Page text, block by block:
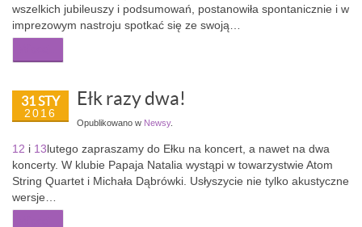
wszelkich jubileuszy i podsumowań, postanowiła spontanicznie i w
imprezowym nastroju spotkać się ze swoją…
31 STY
2016
Ełk razy dwa!
Opublikowano w Newsy.
12 i 13lutego zapraszamy do Ełku na koncert, a nawet na dwa
koncerty. W klubie Papaja Natalia wystąpi w towarzystwie Atom
String Quartet i Michała Dąbrówki. Usłyszycie nie tylko akustyczne
wersje…